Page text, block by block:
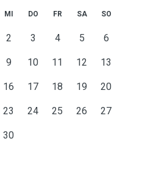
MI DO FR SA SO
2 3 4 5 6
9 10 11 12 13
16 17 18 19 20
23 24 25 26 27
30